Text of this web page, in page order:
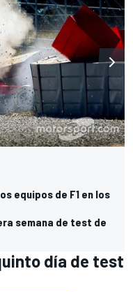
equipos de F1 en los
semana de test de
día de test